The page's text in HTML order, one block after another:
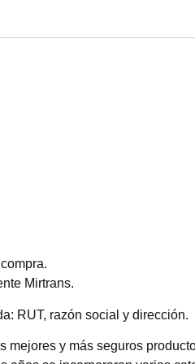
Mirtrans.
RUT, razón social y dirección.
mejores y más seguros